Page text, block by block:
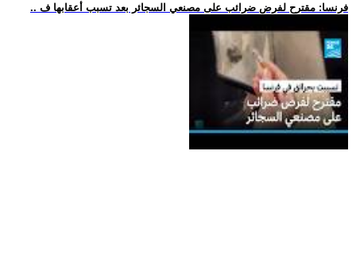
.. فرنسا: مقترح لفرض ضرائب على مصنعي السجائر بعد تسبب أعقابها ف